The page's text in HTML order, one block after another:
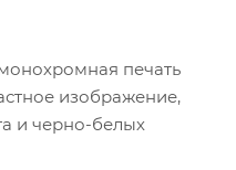
печать
изображение,
и черно-белых